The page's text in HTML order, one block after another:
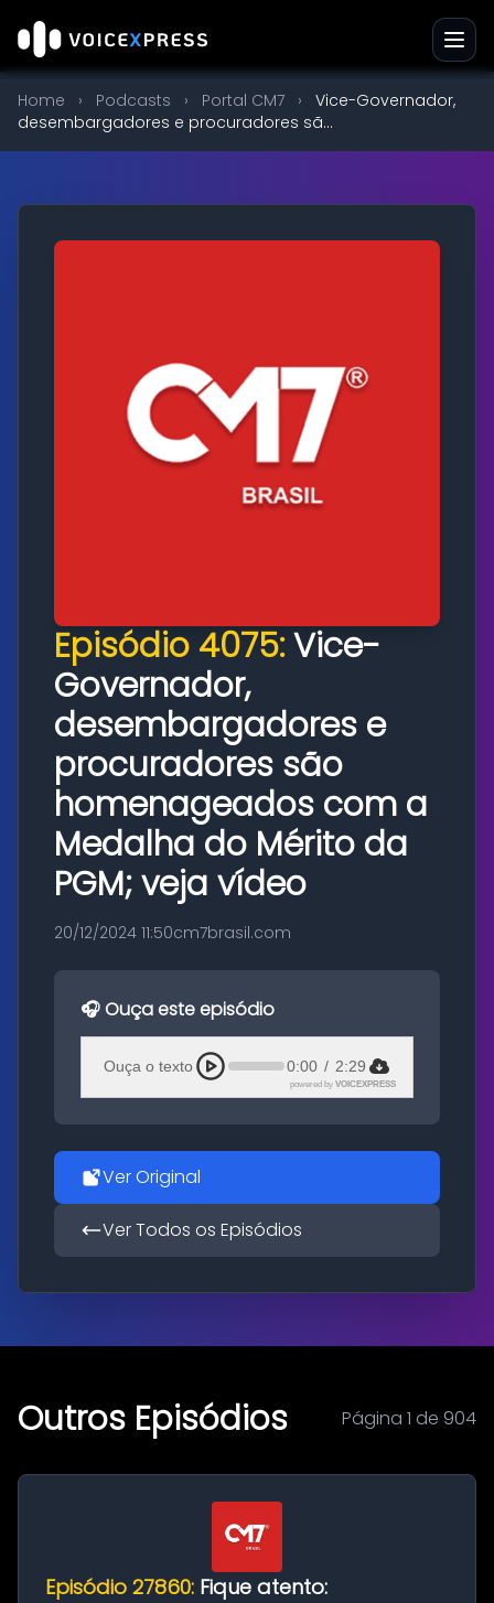
Home › Podcasts › Portal CM7 ›
Vice-Governador,
desembargadores e procuradores sã...
Episódio 4075:Vice-
Governador,
desembargadores e
procuradores são
homenageados com a
Medalha do Mérito da
PGM; veja vídeo
20/12/2024 11:50cm7brasil.com
🎧 Ouça este episódio
Ouça o texto 0:00 / 2:29
powered by VOICEXPRESS
Ver Original
Ver Todos os Episódios
Outros Episódios Página 1 de 904
Episódio 27860: Fique atento: